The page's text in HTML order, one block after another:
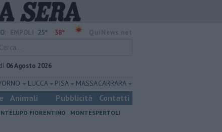
25° 38°
06 Agosto 2026
LUCCA PISA MASSA CARRARA
Animali Pubblicità Contatti
FIORENTINO
MONTESPERTOLI